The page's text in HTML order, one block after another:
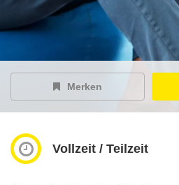
EY Joblight
Merken
Vollzeit / Teilzeit